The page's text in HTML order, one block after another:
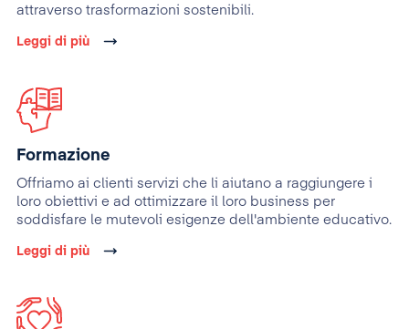
attraverso trasformazioni sostenibili.
Leggi di più
Formazione
Offriamo ai clienti servizi che li aiutano a raggiungere i
loro obiettivi e ad ottimizzare il loro business per
soddisfare le mutevoli esigenze dell'ambiente educativo.
Leggi di più